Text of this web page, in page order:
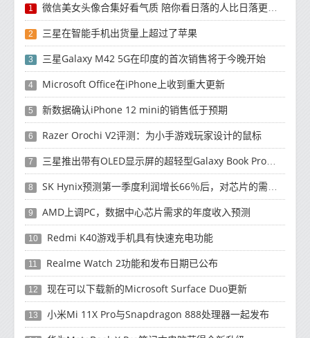
1 微信美女头像合集好看气质 陪你看日落的人比日落更浪漫
2 三星在智能手机出货量上超过了苹果
3 三星Galaxy M42 5G在印度的首次销售将于今晚开始
4 Microsoft Office在iPhone上收到重大更新
5 新数据确认iPhone 12 mini的销售低于预期
6 Razer Orochi V2评测：为小手游戏玩家设计的鼠标
7 三星推出带有OLED显示屏的超轻型Galaxy Book Pro和Galaxy Book Pro 360笔记本电脑
8 SK Hynix预测第一季度利润增长66％后，对芯片的需求将增强
9 AMD上调PC，数据中心芯片需求的年度收入预测
10 Redmi K40游戏手机具有快速充电功能
11 Realme Watch 2功能和发布日期已公布
12 现在可以下载新的Microsoft Surface Duo更新
13 小米Mi 11X Pro与Snapdragon 888处理器一起发布